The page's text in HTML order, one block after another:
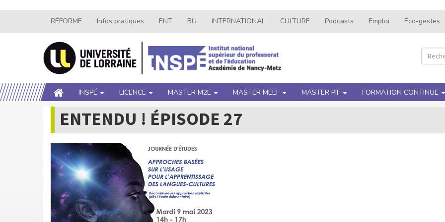
contenu
Navigation
secondaire
RÉFORME Infos pratiques ENT BU INTERNATIONAL CULTURE Podcasts Emploi Éco-gestes
Main
navigation
INSPÉ LICENCE MASTER M2E MASTER MEEF MASTER PIF FORMATION CONTINUE
ENTENDU ! ÉPISODE 27